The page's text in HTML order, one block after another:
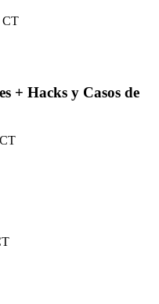
CT
+ Hacks y Casos de